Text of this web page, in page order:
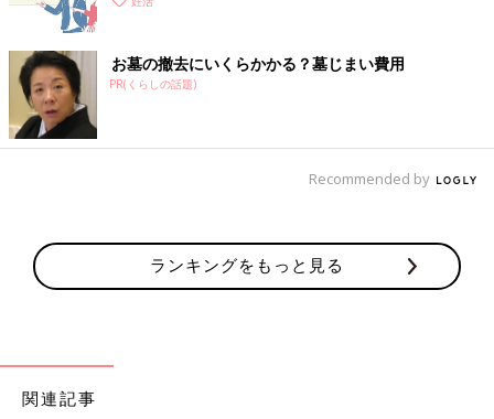
お墓の撤去にいくらかかる？墓じまい費用
PR(くらしの話題)
Recommended by
ランキングをもっと見る
関連記事